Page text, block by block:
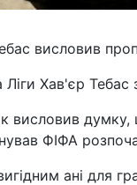
висловив
Ліги Хав'єр Тебас
висловив думку,
ФІФА
ані для